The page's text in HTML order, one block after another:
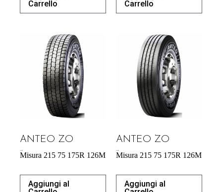
Carrello
Carrello
ANTEO ZO
Misura 215 75 175R 126M
Aggiungi al
ANTEO ZO
Misura 215 75 175R 126M
Aggiungi al